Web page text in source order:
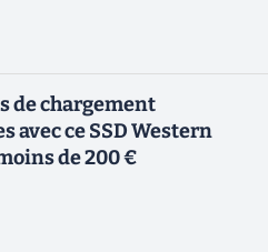
de chargement
avec ce SSD Western
de 200 €